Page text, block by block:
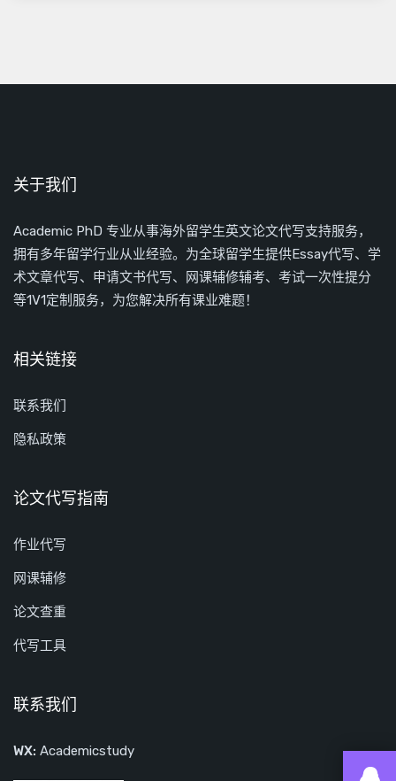
关于我们
Academic PhD 专业从事海外留学生英文论文代写支持服务，
拥有多年留学行业从业经验。为全球留学生提供Essay代写、学
术文章代写、申请文书代写、网课辅修辅考、考试一次性提分
等1V1定制服务，为您解决所有课业难题！
相关链接
联系我们
隐私政策
论文代写指南
作业代写
网课辅修
论文查重
代写工具
联系我们
WX: Academicstudy